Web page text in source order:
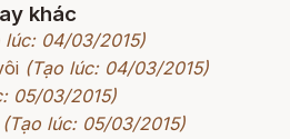
khác
lúc: 04/03/2015)
(Tạo lúc: 04/03/2015)
05/03/2015)
(Tạo lúc: 05/03/2015)